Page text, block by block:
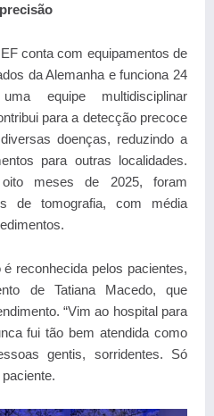
conta com equipamentos de
da Alemanha e funciona 24
equipe multidisciplinar
para a detecção precoce
doenças, reduzindo a
para outras localidades.
meses de 2025, foram
de tomografia, com média
reconhecida pelos pacientes,
de Tatiana Macedo, que
“Vim ao hospital para
fui tão bem atendida como
gentis, sorridentes. Só